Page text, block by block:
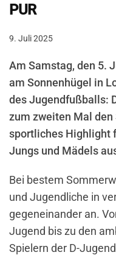
UR
9. Juli 2025
Am Samstag, den 5.
am Sonnenhügel in
des Jugendfußballs:
zum zweiten Mal
sportliches Highlight
Jungs und Mädels
Bei bestem
und Jugendliche in
gegeneinander an.
Jugend bis zu den
Spielern der D-